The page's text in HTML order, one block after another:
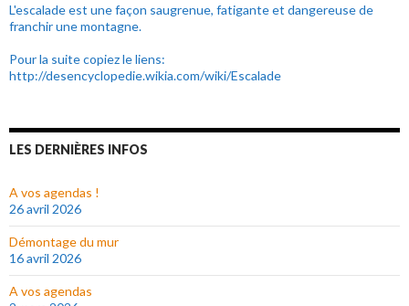
L'escalade est une façon saugrenue, fatigante et dangereuse de
franchir une montagne.
Pour la suite copiez le liens:
http://desencyclopedie.wikia.com/wiki/Escalade
LES DERNIÈRES INFOS
A vos agendas !
26 avril 2026
Démontage du mur
16 avril 2026
A vos agendas